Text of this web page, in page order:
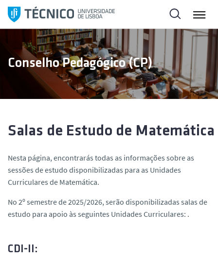
l
Conselho Pedagógico (CP)
Salas de Estudo de Matemática
Nesta página, encontrarás todas as informações sobre as
sessões de estudo disponibilizadas para as Unidades
Curriculares de Matemática.
No 2º semestre de 2025/2026, serão disponibilizadas salas de
estudo para apoio às seguintes Unidades Curriculares: .
CDI-II: